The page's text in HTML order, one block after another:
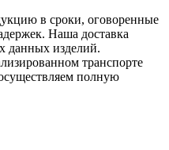
в сроки, оговоренные
Наша доставка
данных изделий.
транспорте
полную